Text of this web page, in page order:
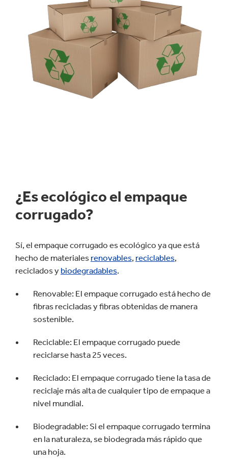
almacenamiento y los costos de transporte, lo que la
convierte en una opción rentable. También ofrece
facilidad de manipulación y puede diseñarse para
satisfacer los requisitos de procesos de empaque
tanto manuales, como automatizados.
Nuestra gama de opciones de impresión, que incluye
postimpresión flexográfica, preimpresión, digital y
¿Es ecológico el empaque
corrugado?
Sí, el empaque corrugado es ecológico ya que está
hecho de materiales renovables, reciclables,
reciclados y biodegradables.
Renovable: El empaque corrugado está hecho de
fibras recicladas y fibras obtenidas de manera
sostenible.
Reciclable: El empaque corrugado puede
reciclarse hasta 25 veces.
Reciclado: El empaque corrugado tiene la tasa de
reciclaje más alta de cualquier tipo de empaque a
nivel mundial.
Biodegradable: Si el empaque corrugado termina
en la naturaleza, se biodegrada más rápido que
una hoja.